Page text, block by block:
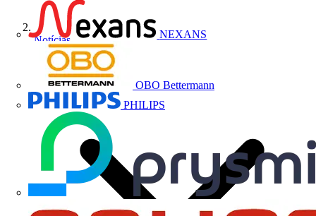
NEXANS
OBO Bettermann
PHILIPS
Notícias